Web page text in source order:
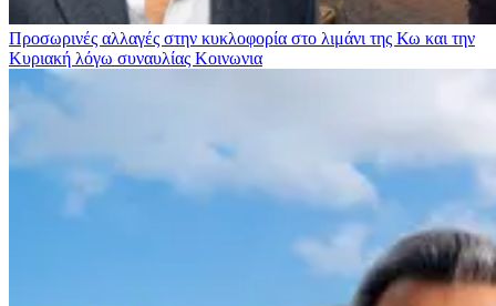
Προσωρινές αλλαγές στην κυκλοφορία στο λιμάνι της Κω και την
Κυριακή λόγω συναυλίας Κοινωνια